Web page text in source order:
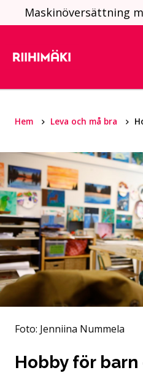
Hoppa till innehållet
Maskinöversättning
Hem Leva och må bra
Foto: Jenniina Nummela
Hobby för